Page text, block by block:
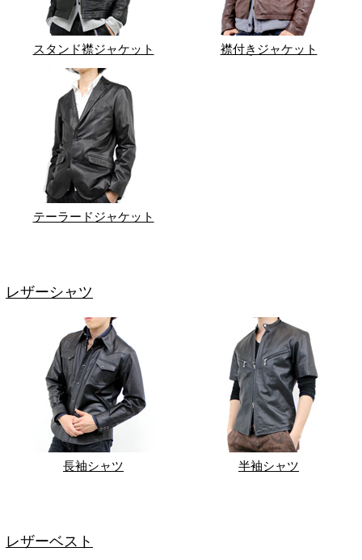
スタンド襟ジャケット 襟付きジャケット
テーラードジャケット
レザーシャツ
長袖シャツ 半袖シャツ
レザーベスト